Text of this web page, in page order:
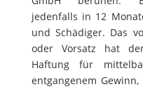
jedenfalls in 12
und Schädiger. Das
oder Vorsatz hat
Haftung für
entgangenem Gewinn,